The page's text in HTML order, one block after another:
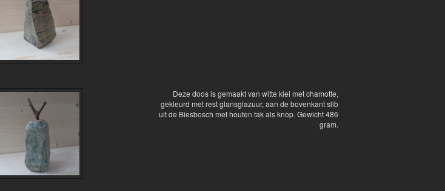
Deze doos is gemaakt van witte klei met chamotte,
gekleurd met rest glansglazuur, aan de bovenkant slib
uit de Biesbosch met houten tak als knop. Gewicht 486
gram.